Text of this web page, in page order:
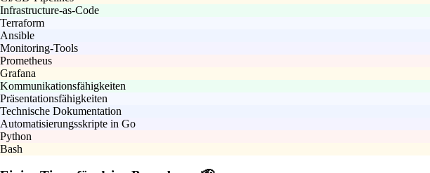
Infrastructure-as-Code
Terraform
Ansible
Monitoring-Tools
Prometheus
Grafana
Kommunikationsfähigkeiten
Präsentationsfähigkeiten
Technische Dokumentation
Automatisierungsskripte in Go
Python
Bash